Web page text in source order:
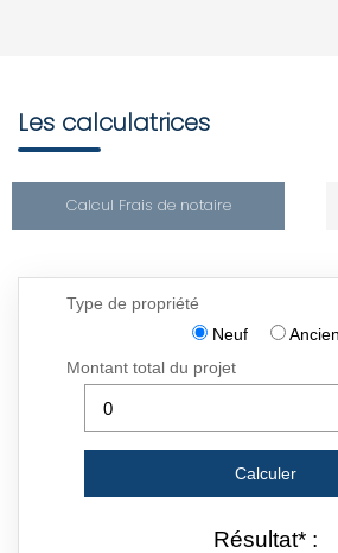
Les calculatrices
Calcul Frais de notaire